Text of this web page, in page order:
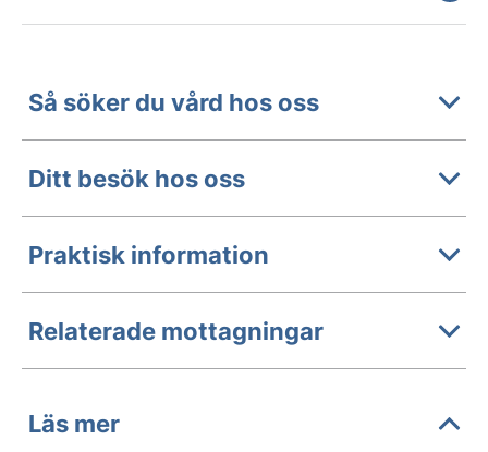
Så söker du vård hos oss
Ditt besök hos oss
Praktisk information
Relaterade mottagningar
Läs mer